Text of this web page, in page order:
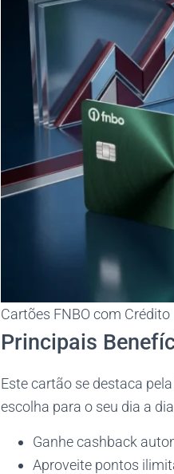
Cartões FNBO com Crédito
Principais
Este cartão se destaca
escolha para o seu dia a
Ganhe cashback
Aproveite pontos